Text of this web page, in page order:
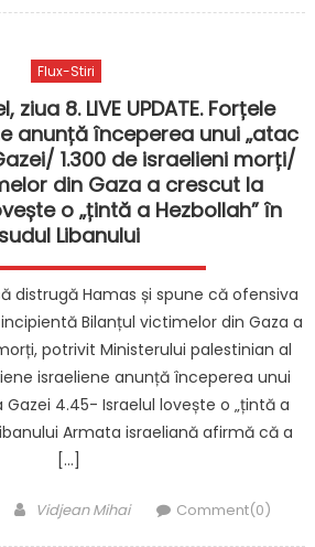
Flux-Stiri
ziua 8. LIVE UPDATE. Forțele
anunță începerea unui „atac
1.300 de israelieni morți/
din Gaza a crescut la
o „țintă a Hezbollah” în
sudul Libanului
distrugă Hamas și spune că ofensiva
Bilanțul victimelor din Gaza a
potrivit Ministerului palestinian al
israeliene anunță începerea unui
Gazei 4.45- Israelul lovește o „țintă a
Armata israeliană afirmă că a
[…]
Author
Vidjean Mihai Comment(0)